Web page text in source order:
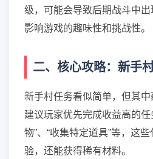
级，可能会导致后期战斗中出
影响游戏的趣味性和挑战性。
二、核心攻略：新手
新手村任务看似简单，但其中
建议玩家优先完成收益高的任
物”、“收集特定道具”等，这
验，还能获得稀有材料。